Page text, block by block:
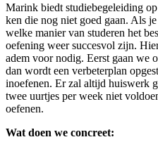
Marink biedt stu­die­be­ge­lei­ding
ken die nog niet goed gaan. Als
wel­ke manier van stu­de­ren het
oefe­ning weer suc­ces­vol zijn.
adem voor nodig. Eerst gaan we
dan wordt een ver­be­ter­plan
inoe­fe­nen. Er zal altijd huis­werk
twee uur­tjes per week niet
oefenen.
Wat doen we concreet: